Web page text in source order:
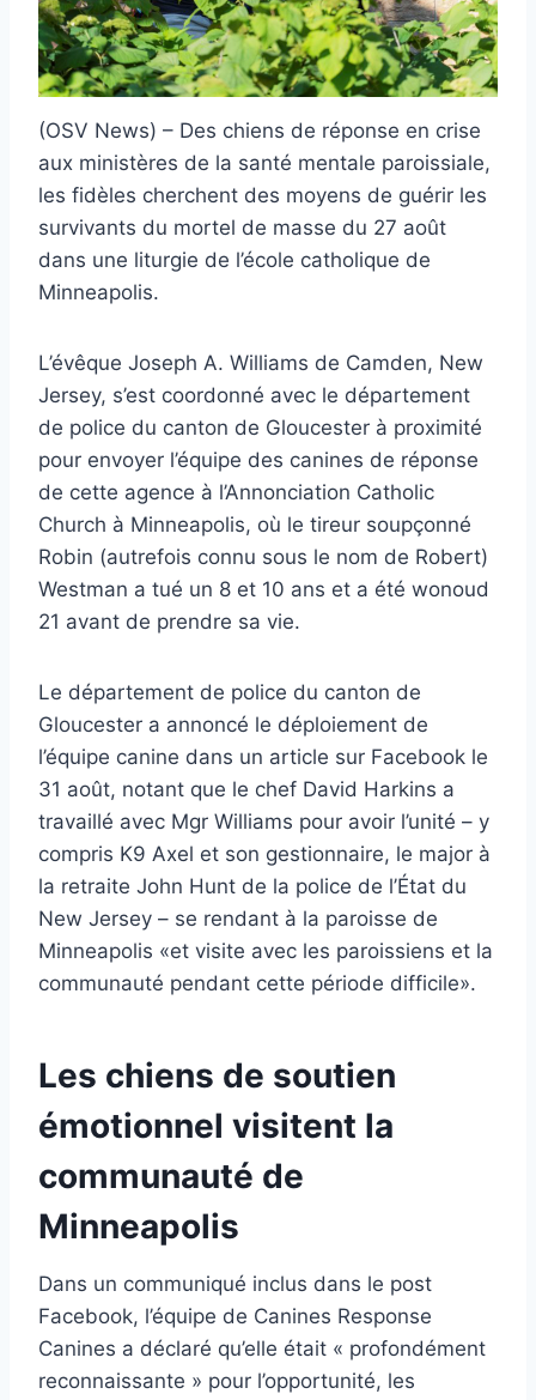
(OSV News) – Des chiens de réponse en crise
aux ministères de la santé mentale paroissiale,
les fidèles cherchent des moyens de guérir les
survivants du mortel de masse du 27 août
dans une liturgie de l’école catholique de
Minneapolis.
L’évêque Joseph A. Williams de Camden, New
Jersey, s’est coordonné avec le département
de police du canton de Gloucester à proximité
pour envoyer l’équipe des canines de réponse
de cette agence à l’Annonciation Catholic
Church à Minneapolis, où le tireur soupçonné
Robin (autrefois connu sous le nom de Robert)
Westman a tué un 8 et 10 ans et a été wonoud
21 avant de prendre sa vie.
Le département de police du canton de
Gloucester a annoncé le déploiement de
l’équipe canine dans un article sur Facebook le
31 août, notant que le chef David Harkins a
travaillé avec Mgr Williams pour avoir l’unité – y
compris K9 Axel et son gestionnaire, le major à
la retraite John Hunt de la police de l’État du
New Jersey – se rendant à la paroisse de
Minneapolis «et visite avec les paroissiens et la
communauté pendant cette période difficile».
Les chiens de soutien
émotionnel visitent la
communauté de
Minneapolis
Dans un communiqué inclus dans le post
Facebook, l’équipe de Canines Response
Canines a déclaré qu’elle était « profondément
reconnaissante » pour l’opportunité, les